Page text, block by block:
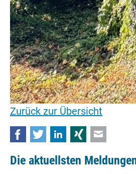
Zurück zur Übersicht
FacebookTwitterLinkedIn
Xing
Die aktuellsten